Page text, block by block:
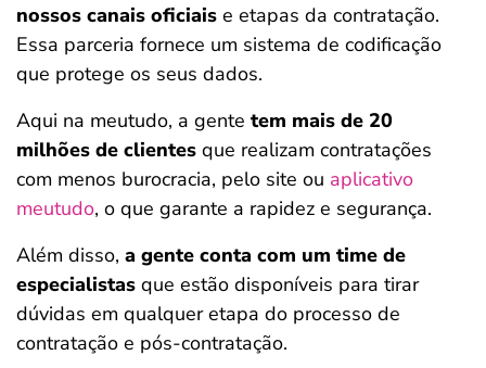
nossos canais oficiais e etapas da contratação.
Essa parceria fornece um sistema de codificação
que protege os seus dados.
Aqui na meutudo, a gente tem mais de 20
milhões de clientes que realizam contratações
com menos burocracia, pelo site ou aplicativo
meutudo, o que garante a rapidez e segurança.
Além disso, a gente conta com um time de
especialistas que estão disponíveis para tirar
dúvidas em qualquer etapa do processo de
contratação e pós-contratação.